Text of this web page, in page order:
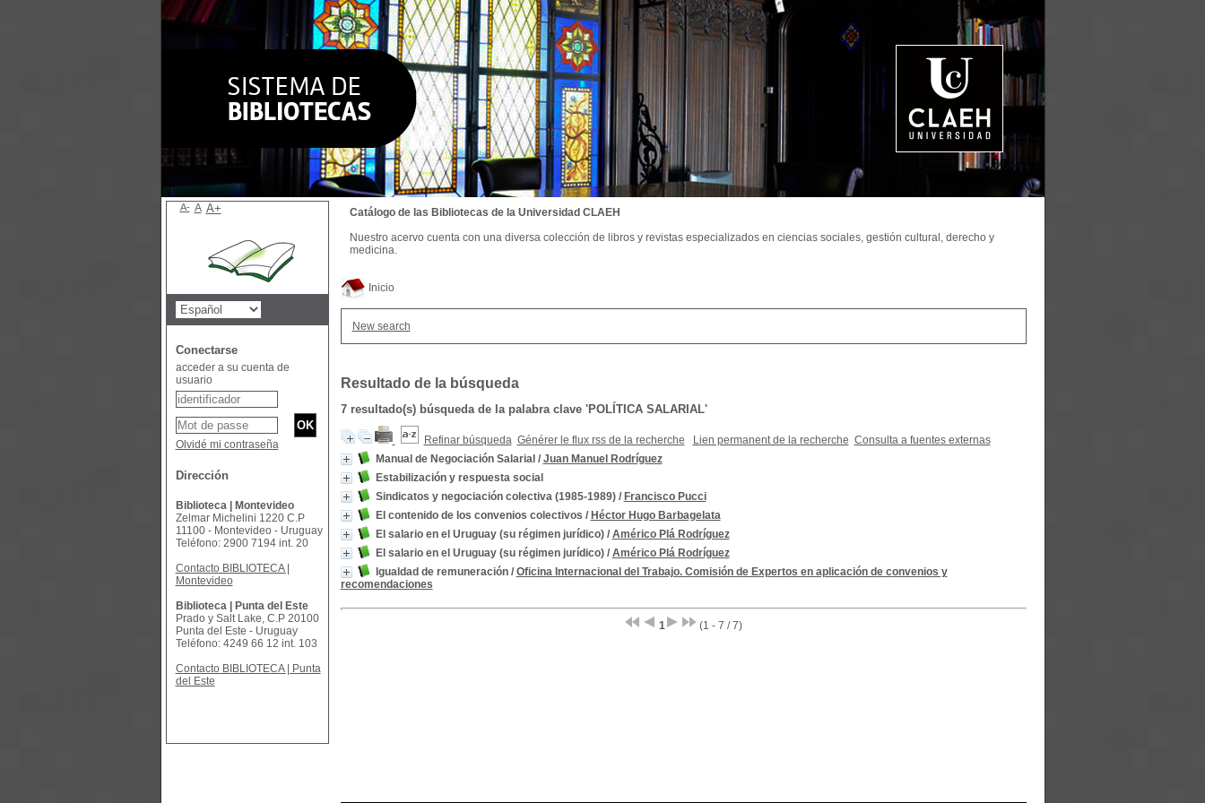
Inicio
New search
Resultado de la búsqueda
7 resultado(s) búsqueda de la palabra clave 'POLÍTICA SALARIAL'
Refinar búsqueda Générer le flux rss de la recherche Lien permanent de la recherche Consulta a fuentes externas
Manual de Negociación Salarial / Juan Manuel Rodríguez
Estabilización y respuesta social
Sindicatos y negociación colectiva (1985-1989)/ Francisco Pucci
El contenido de los convenios colectivos / Héctor Hugo Barbagelata
El salario en el Uruguay (su régimen jurídico)/ Américo Plá Rodríguez
El salario en el Uruguay (su régimen jurídico)/ Américo Plá Rodríguez
Igualdad de remuneración/ Oficina Internacional del Trabajo. Comisión de Expertos en aplicación de convenios y
recomendaciones
1 (1 - 7 / 7)
Catálogo de las Bibliotecas de la Universidad CLAEH
Nuestro acervo cuenta con una diversa colección de libros y revistas especializados en ciencias sociales, gestión cultural, derecho y
medicina.
A- A A+
Conectarse
acceder a su cuenta de
usuario
Olvidé mi contraseña
Dirección
Biblioteca | Montevideo
Zelmar Michelini 1220 C.P
11100 - Montevideo - Uruguay
Teléfono: 2900 7194 int. 20
Contacto BIBLIOTECA |
Montevideo
Biblioteca | Punta del Este
Prado y Salt Lake, C.P 20100
Punta del Este - Uruguay
Teléfono: 4249 66 12 int. 103
Contacto BIBLIOTECA | Punta
del Este